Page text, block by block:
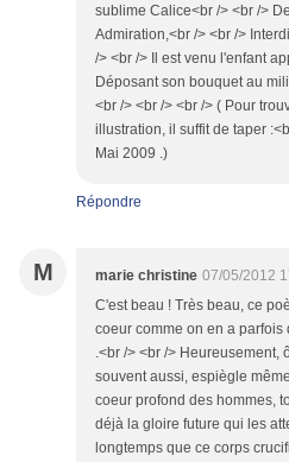
sublime Calice<br /> <br />
Admiration,<br /> <br />
/> <br /> Il est venu l'enfant
Déposant son bouquet au
<br /> <br /> <br /> ( Pour
illustration, il suffit de taper
Mai 2009 .)
Répondre
M marie christine 07/05/2012
C'est beau ! Très beau, ce
coeur comme on en a parfois
.<br /> <br /> Heureusement,
souvent aussi, espiègle
coeur profond des hommes,
déjà la gloire future qui les
longtemps que ce corps